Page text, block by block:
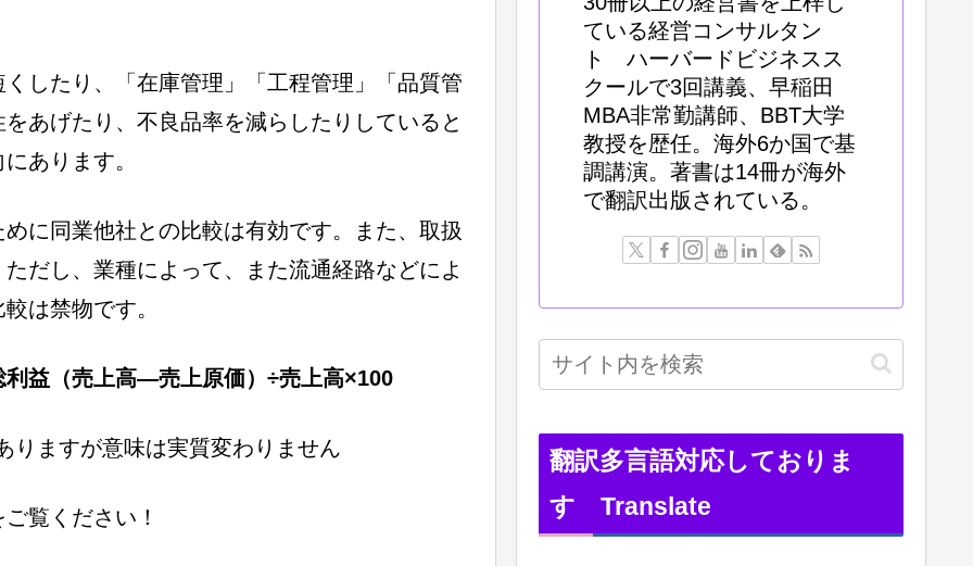
したり、「在庫管理」「工程管理」「品質管
あげたり、不良品率を減らしたりしていると
あります。
に同業他社との比較は有効です。また、取扱
だし、業種によって、また流通経路などによ
は禁物です。
益（売上高―売上原価）÷売上高×100
りますが意味は実質変わりません
覧ください！
ている経営コンサルタン
ト ハーバードビジネスス
クールで3回講義、早稲田
MBA非常勤講師、BBT大学
教授を歴任。海外6か国で基
調講演。著書は14冊が海外
で翻訳出版されている。
翻訳多言語対応しておりま
す Translate